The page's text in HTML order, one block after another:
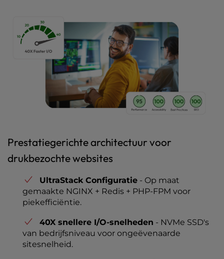
Prestatiegerichte architectuur voor
drukbezochte websites
UltraStack Configuratie - Op maat
gemaakte NGINX + Redis + PHP-FPM voor
piekefficiëntie.
40X snellere I/O-snelheden - NVMe SSD's
van bedrijfsniveau voor ongeëvenaarde
sitesnelheid.